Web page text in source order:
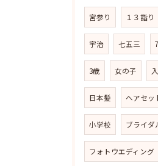
宮参り １３詣り
宇治 七五三
3歳 女の子
日本髪 ヘアセッ
小学校 ブライダ
フォトウエディング